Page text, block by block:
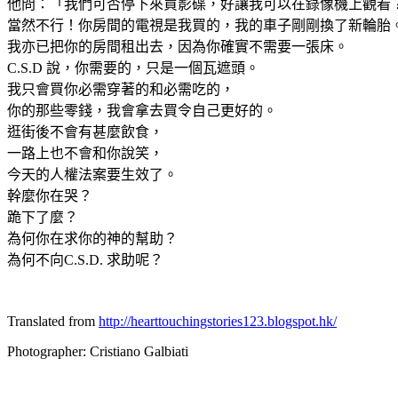
他問：「我們可否停下來買影碟，好讓我可以在錄像機上觀看
當然不行！你房間的電視是我買的，我的車子剛剛換了新輪胎
我亦已把你的房間租出去，因為你確實不需要一張床。
C.S.D 說，你需要的，只是一個瓦遮頭。
我只會買你必需穿著的和必需吃的，
你的那些零錢，我會拿去買令自己更好的。
逛街後不會有甚麼飲食，
一路上也不會和你說笑，
今天的人權法案要生效了。
幹麼你在哭？
跪下了麼？
為何你在求你的神的幫助？
為何不向C.S.D. 求助呢？
Translated from http://hearttouchingstories123.blogspot.hk/
Photographer: Cristiano Galbiati